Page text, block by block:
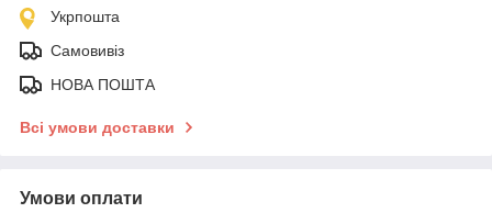
Укрпошта
Самовивіз
НОВА ПОШТА
Всі умови доставки
Умови оплати